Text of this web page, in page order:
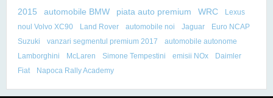
2015
automobile BMW piata auto premium WRC
Lexus
noul Volvo XC90
Land Rover automobile noi Jaguar
Euro NCAP
Suzuki
vanzari segmentul premium 2017
automobile autonome
Lamborghini
McLaren Simone Tempestini emisii NOx
Daimler
Fiat
Napoca Rally Academy